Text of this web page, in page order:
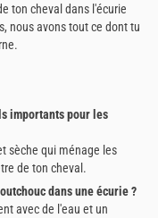
ton cheval dans l'écurie
nous avons tout ce dont tu
importants pour les
sèche qui ménage les
de ton cheval.
dans une écurie ?
avec de l'eau et un